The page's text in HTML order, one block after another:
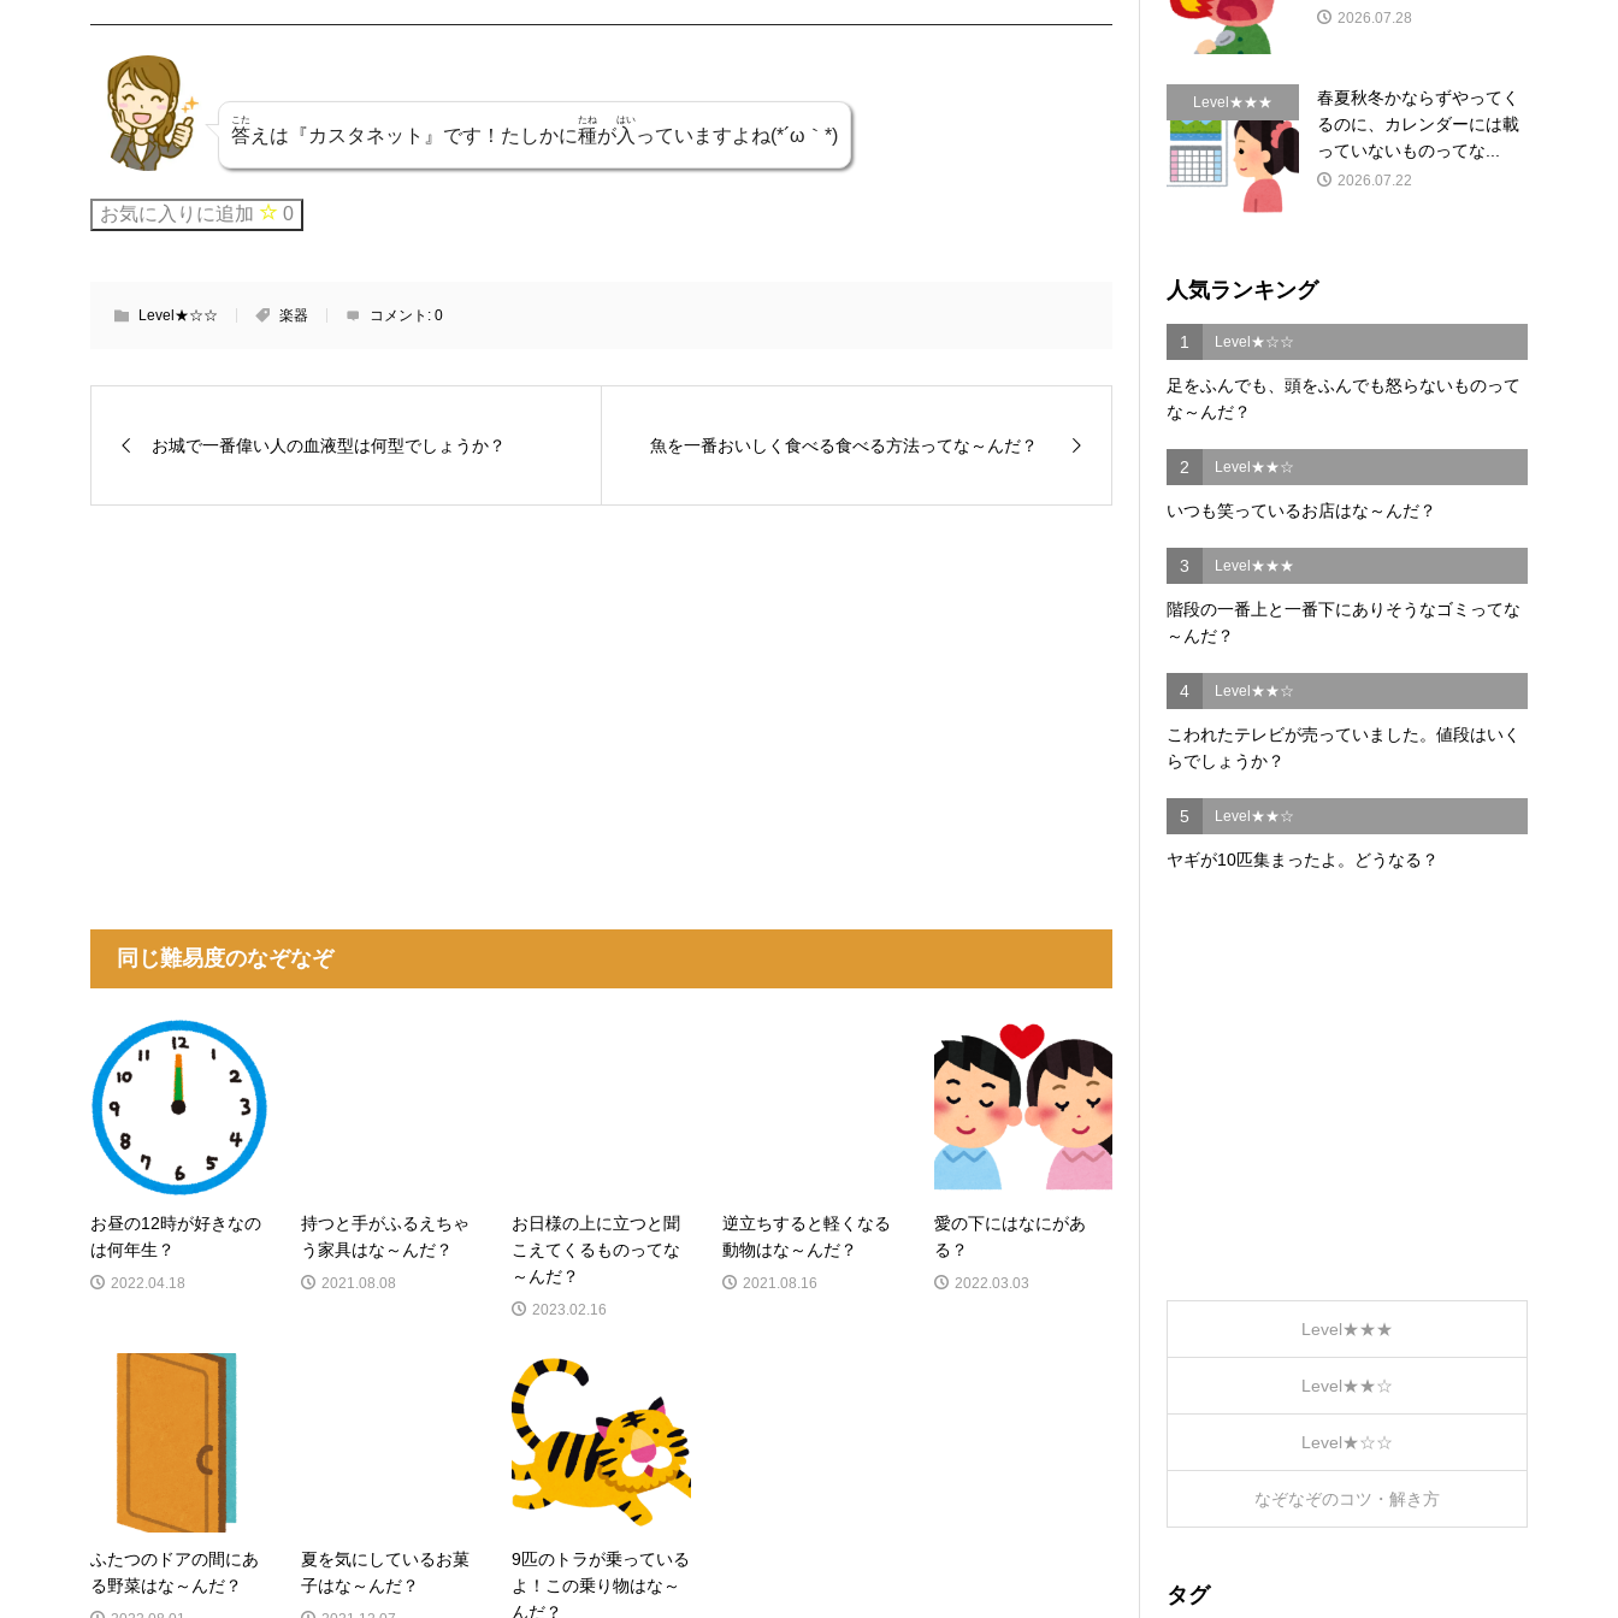
答
こた
えは『カスタネット』です！たしかに種
たね
が入
はい
っていますよね(*´ω｀*)
お気に入りに追加 0
Level★☆☆ 楽器 コメント: 0
お城で一番偉い人の血液型は何型でしょうか？ 魚を一番おいしく食べる食べる方法ってな～んだ？
同じ難易度のなぞなぞ
お昼の12時が好きなの
は何年生？
2022.04.18
持つと手がふるえちゃ
う家具はな～んだ？
2021.08.08
お日様の上に立つと聞
こえてくるものってな
～んだ？
2023.02.16
逆立ちすると軽くなる
動物はな～んだ？
2021.08.16
愛の下にはなにがあ
る？
2022.03.03
ふたつのドアの間にあ
る野菜はな～んだ？
夏を気にしているお菓
子はな～んだ？
9匹のトラが乗っている
よ！この乗り物はな～
んだ？
2026.07.28
Level★★★
春夏秋冬かならずやってく
るのに、カレンダーには載
っていないものってな...
2026.07.22
人気ランキング
1 Level★☆☆
足をふんでも、頭をふんでも怒らないものって
な～んだ？
2 Level★★☆
いつも笑っているお店はな～んだ？
3 Level★★★
階段の一番上と一番下にありそうなゴミってな
～んだ？
4 Level★★☆
こわれたテレビが売っていました。値段はいく
らでしょうか？
5 Level★★☆
ヤギが10匹集まったよ。どうなる？
Level★★★
Level★★☆
Level★☆☆
なぞなぞのコツ・解き方
タグ